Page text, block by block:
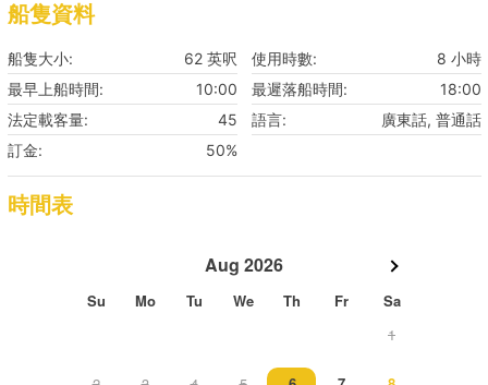
船隻資料
船隻大小: 62 英呎 使用時數:
8 小時
最早上船時間:
10:00 最遲落船時間:
18:00
法定載客量:
45 語言:
廣東話, 普通話
訂金:
50%
時間表
Aug 2026
Su Mo Tu We Th Fr
Sa
1